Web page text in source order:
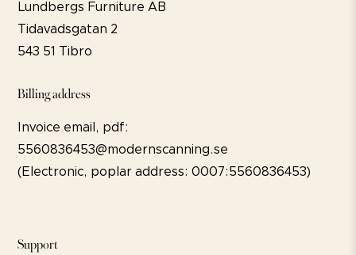
Lundbergs Furniture AB
Tidavadsgatan 2
543 51 Tibro
Billing address
Invoice email, pdf:
5560836453@modernscanning.se
(Electronic, poplar address: 0007:5560836453)
Support